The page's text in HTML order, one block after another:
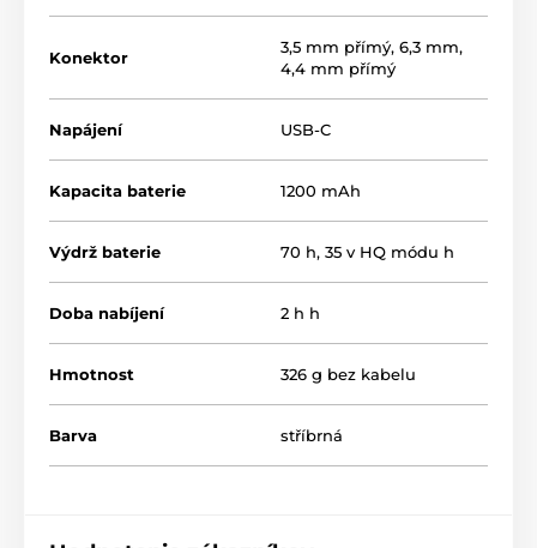
Konektor
3,5 mm přímý, 6,3 mm,
4,4 mm přímý
Napájení USB-C
Kapacita baterie 1200 mAh
Výdrž baterie 70 h, 35 v HQ módu h
Doba nabíjení 2 h h
Hmotnost 326 g bez kabelu
Barva stříbrná